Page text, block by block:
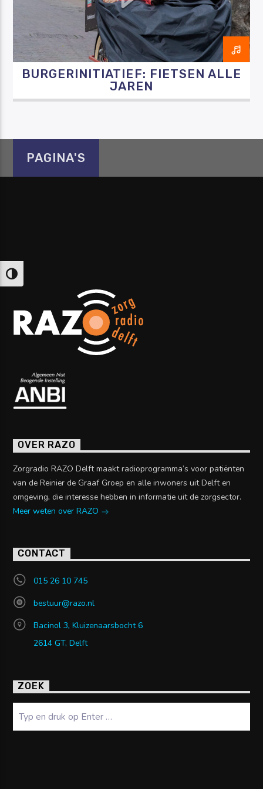
Keuze voor hoog contrast
Luister RAZO online
BURGERINITIATIEF: FIETSEN ALLE
JAREN
PAGINA'S
OVER RAZO
Zorgradio RAZO Delft maakt radioprogramma’s voor patiënten
van de Reinier de Graaf Groep en alle inwoners uit Delft en
omgeving, die interesse hebben in informatie uit de zorgsector.
Meer weten over RAZO
CONTACT
015 26 10 745
bestuur@razo.nl
Bacinol 3, Kluizenaarsbocht 6
2614 GT, Delft
ZOEK